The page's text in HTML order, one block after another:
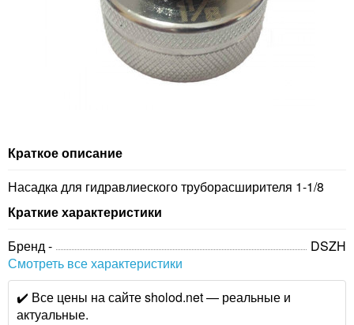
Краткое описание
Насадка для гидравлиеского труборасширителя 1-1/8
Краткие характеристики
Бренд -
DSZH
Смотреть все характеристики
✔️ Все цены на сайте sholod.net — реальные и
актуальные.